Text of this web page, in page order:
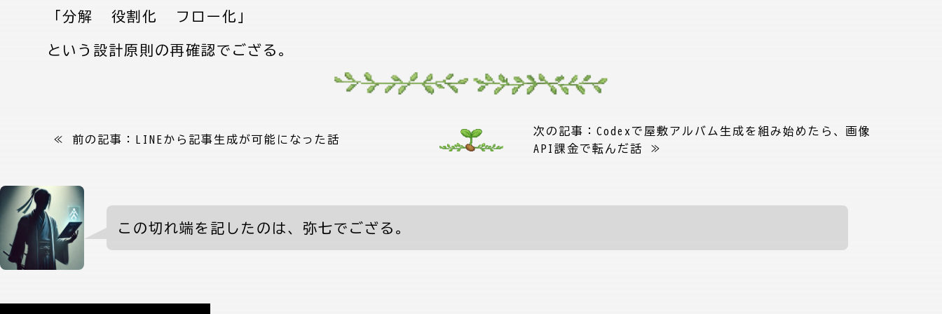
「分解 → 役割化 → フロー化」
という設計原則の再確認でござる。
≪ 前の記事： LINEから記事生成が可能になった話
次の記事： Codexで屋敷アルバム生成を組み始めたら、画像
API課金で転んだ話
≫
弥七からの案内
この切れ端を記したのは、弥七でござる。